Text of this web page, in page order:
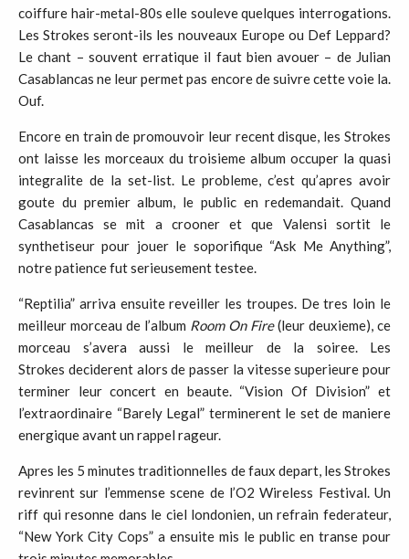
coiffure hair-metal-80s elle souleve quelques interrogations.
Les Strokes seront-ils les nouveaux Europe ou Def Leppard?
Le chant – souvent erratique il faut bien avouer – de Julian
Casablancas ne leur permet pas encore de suivre cette voie la.
Ouf.
Encore en train de promouvoir leur recent disque, les Strokes
ont laisse les morceaux du troisieme album occuper la quasi
integralite de la set-list. Le probleme, c’est qu’apres avoir
goute du premier album, le public en redemandait. Quand
Casablancas se mit a crooner et que Valensi sortit le
synthetiseur pour jouer le soporifique “Ask Me Anything”,
notre patience fut serieusement testee.
“Reptilia” arriva ensuite reveiller les troupes. De tres loin le
meilleur morceau de l’album Room On Fire(leur deuxieme), ce
morceau s’avera aussi le meilleur de la soiree. Les
Strokes deciderent alors de passer la vitesse superieure pour
terminer leur concert en beaute. “Vision Of Division” et
l’extraordinaire “Barely Legal” terminerent le set de maniere
energique avant un rappel rageur.
Apres les 5 minutes traditionnelles de faux depart, les Strokes
revinrent sur l’emmense scene de l’O2 Wireless Festival. Un
riff qui resonne dans le ciel londonien, un refrain federateur,
“New York City Cops” a ensuite mis le public en transe pour